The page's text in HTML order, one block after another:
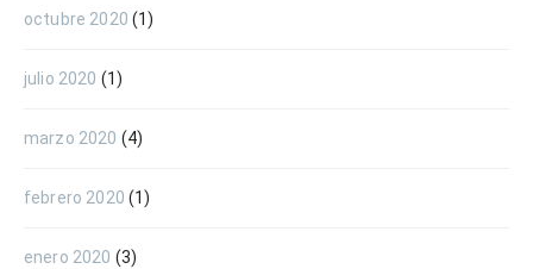
octubre 2020 (1)
julio 2020 (1)
marzo 2020 (4)
febrero 2020 (1)
enero 2020 (3)